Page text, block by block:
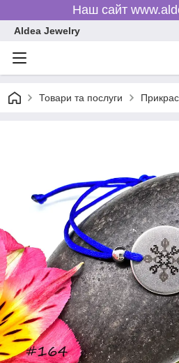
Наш сайт
Aldea Jewelry
Товари та послуги